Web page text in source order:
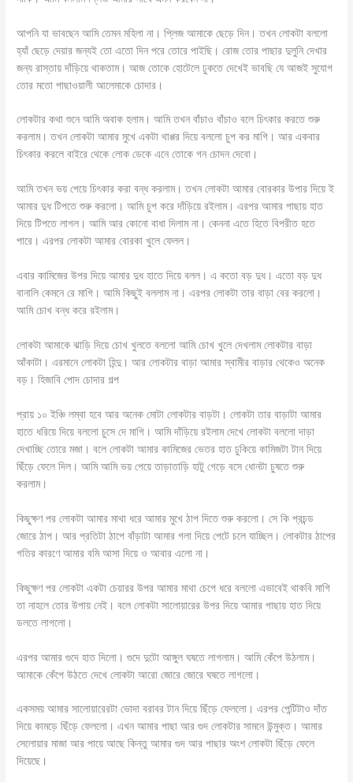
আপনি যা ভাবছেন আমি তেমন মহিলা না। প্লিজ আমাকে ছেড়ে দিন। তখন লোকটা বললো
হ্যাঁ ছেড়ে দেয়ার জন্যই তো এতো দিন পরে তোরে পাইছি। রোজ তোর পাছার দুলুনি দেখার
জন্য রাস্তায় দাঁড়িয়ে থাকতাম। আজ তোকে হোটেলে ঢুকতে দেখেই ভাবছি যে আজই সুযোগ
তোর মতো পাছাওয়ালী আলেমাকে চোদার।
লোকটার কথা শুনে আমি অবাক হলাম। আমি তখন বাঁচাও বাঁচাও বলে চিৎকার করতে শুরু
করলাম। তখন লোকটা আমার মুখে একটা থাপ্পর দিয়ে বললো চুপ কর মাগি। আর একবার
চিৎকার করলে বাইরে থেকে লোক ডেকে এনে তোকে গন চোদন দেবো।
আমি তখন ভয় পেয়ে চিৎকার করা বন্ধ করলাম। তখন লোকটা আমার বোরকার উপার দিয়ে ই
আমার দুধ টিপতে শুরু করলো। আমি চুপ করে দাঁড়িয়ে রইলাম। এরপর আমার পাছায় হাত
দিয়ে টিপতে লাগল। আমি আর কোনো বাধা দিলাম না। কেননা এতে হিতে বিপরীত হতে
পারে। এরপর লোকটা আমার বোরকা খুলে ফেলল।
এবার কামিজের উপর দিয়ে আমার দুধ হাতে দিয়ে বলল। এ কতো বড় দুধ। এতো বড় দুধ
বানালি কেমনে রে মাগি। আমি কিছুই বললাম না। এরপর লোকটা তার বাড়া বের করলো।
আমি চোখ বন্ধ করে রইলাম।
লোকটা আমাকে ঝাড়ি দিয়ে চোখ খুলতে বললো আমি চোখ খুলে দেখলাম লোকটার বাড়া
আঁকাটা। এরমানে লোকটা হিন্দু। আর লোকটার বাড়া আমার স্বামীর বাড়ার থেকেও অনেক
বড়। হিজাবি পোদ চোদার গল্প
প্রায় ১০ ইঞ্চি লম্বা হবে আর অনেক মোটা লোকটার বাড়টা। লোকটা তার বাড়াটা আমার
হাতে ধরিয়ে দিয়ে বললো চুসে দে মাগি। আমি দাঁড়িয়ে রইলাম দেখে লোকটা বললো দাড়া
দেখাচ্ছি তোরে মজা। বলে লোকটা আমার কামিজের ভেতর হাত ঢুকিয়ে কামিজটা টান দিয়ে
ছিঁড়ে ফেলে দিল। আমি আমি ভয় পেয়ে তাড়াতাড়ি হাটু গেড়ে বসে ধোনটা চুষতে শুরু
করলাম।
কিছুক্ষণ পর লোকটা আমার মাথা ধরে আমার মুখে ঠাপ দিতে শুরু করলো। সে কি প্রচন্ড
জোরে ঠাপ। আর প্রতিটা ঠাপে বাঁড়াটা আমার গলা দিয়ে পেটে চলে যাচ্ছিল। লোকটার ঠাপের
গতির কারণে আমার বমি আসা দিয়ে ও আবার এলো না।
কিছুক্ষণ পর লোকটা একটা চেয়ারর উপর আমার মাথা চেপে ধরে বললো এভাবেই থাকবি মাগি
তা নাহলে তোর উপায় নেই। বলে লোকটা সালোয়ারের উপর দিয়ে আমার পাছায় হাত দিয়ে
ডলতে লাগলো।
এরপর আমার গুদে হাত দিলো। গুদে দুটো আঙ্গুল ঘষতে লাগলাম। আমি কেঁপে উঠলাম।
আমাকে কেঁপে উঠতে দেখে লোকটা আরো জোরে জোরে ঘষতে লাগলো।
একসময় আমার সালোয়ারেরটা ভোদা বরাবর টান দিয়ে ছিঁড়ে ফেললো। এরপর পেন্টিটাও দাঁত
দিয়ে কামড়ে ছিঁড়ে ফেললো। এখন আমার পাছা আর গুদ লোকটার সামনে উন্মুক্ত। আমার
সেলোয়ার মাজা আর পায়ে আছে কিন্তু আমার গুদ আর পাছার অংশ লোকটা ছিঁড়ে ফেলে
দিয়েছে।